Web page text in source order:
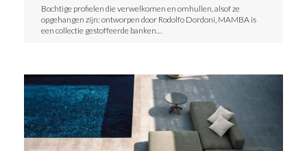
Bochtige profielen die verwelkomen en omhullen, alsof ze
opgehangen zijn: ontworpen door Rodolfo Dordoni, MAMBA is
een collectie gestoffeerde banken…